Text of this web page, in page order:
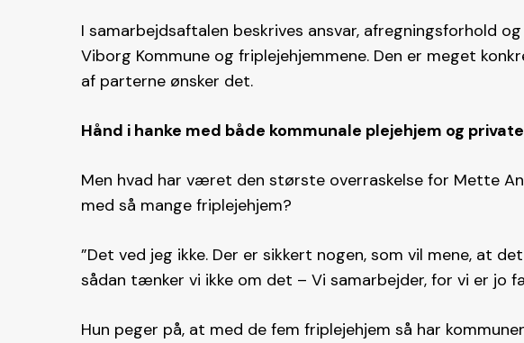
I samarbejdsaftalen beskrives ansvar, afregningsforhold
Viborg Kommune og friplejehjemmene. Den er meget
af parterne ønsker det.
Hånd i hanke med både kommunale plejehjem og
Men hvad har været den største overraskelse for Mette
med så mange friplejehjem?
”Det ved jeg ikke. Der er sikkert nogen, som vil mene, at
sådan tænker vi ikke om det – Vi samarbejder, for vi er jo
Hun peger på, at med de fem friplejehjem så har